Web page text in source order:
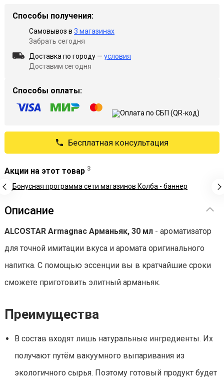
Способы получения:
Самовывоз в 3 магазинах
Забрать сегодня
Доставка по городу — условия
Доставим сегодня
Способы оплаты:
Бесплатная консультация
Акции на этот товар 3
Описание
ALCOSTAR Armagnac Арманьяк, 30 мл - ароматизатор
для точной имитации вкуса и аромата оригинального
напитка. С помощью эссенции вы в кратчайшие сроки
сможете приготовить элитный арманьяк.
Преимущества
В состав входят лишь натуральные ингредиенты. Их
получают путём вакуумного выпаривания из
экологичного сырья. Поэтому готовый продукт будет